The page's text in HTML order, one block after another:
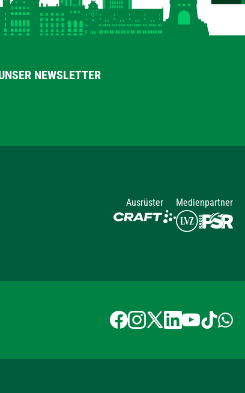
NEWSLETTER
Ausrüster
Medienpartner